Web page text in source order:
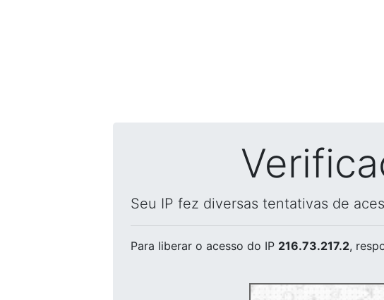
Seu IP fez diversas tentativas de
Para liberar o acesso do IP 216.73.217.2,